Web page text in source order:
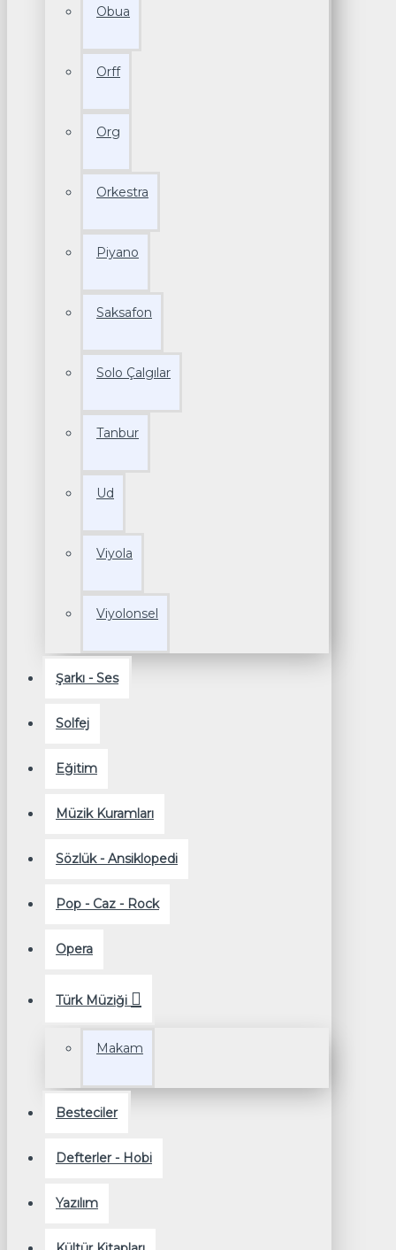
Obua
Orff
Org
Orkestra
Piyano
Saksafon
Solo Çalgılar
Tanbur
Ud
Viyola
Viyolonsel
Şarkı - Ses
Solfej
Eğitim
Müzik Kuramları
Sözlük - Ansiklopedi
Pop - Caz - Rock
Opera
Türk Müziği
Makam
Besteciler
Defterler - Hobi
Yazılım